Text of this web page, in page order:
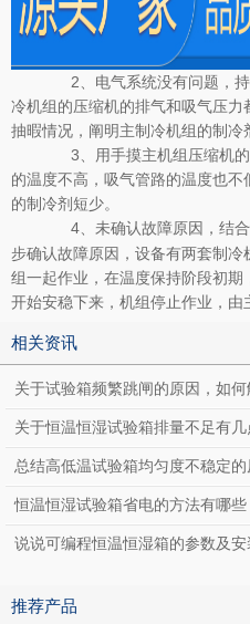
2、电气系统没有问题，持
冷机组的压缩机的排气和吸气压
抽暇情况，阐明主制冷机组的制冷
3、用手摸主机组压缩机的
的温度不高，吸气管路的温度也
的制冷剂短少。
4、未确认故障原因，结合
步确认故障原因，设备有两套制
组一起作业，在温度保持阶段初
开始安稳下来，机组停止作业，由
相关资讯
关于试验箱频繁跳闸的原因，如何
关于恒温恒湿试验箱排量不足有几
总结高低温试验箱均匀度不稳定的
恒温恒湿试验箱省电的方法有哪些
说说可编程恒温恒湿箱的参数及
推荐产品